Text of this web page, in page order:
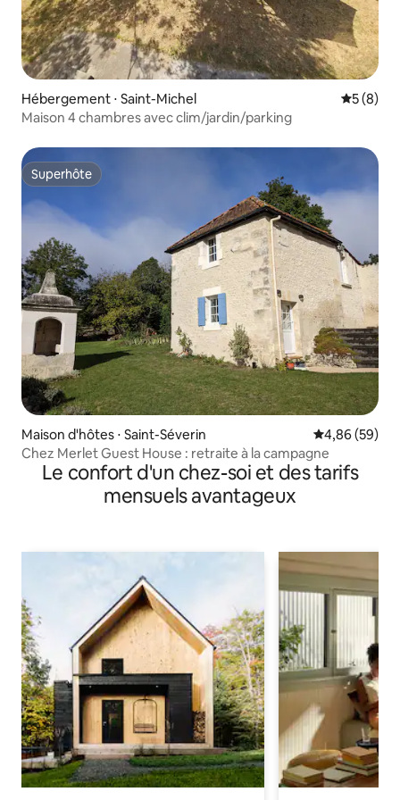
Hébergement ⋅ Saint-Michel
5 (8)
Maison 4 chambres avec clim/jardin/parking
Superhôte
Superhôte
Maison d'hôtes ⋅ Saint-Séverin Évaluation
4,86 (59)
Chez Merlet Guest House : retraite à la campagne
Le confort d'un chez-soi et des tarifs
mensuels avantageux